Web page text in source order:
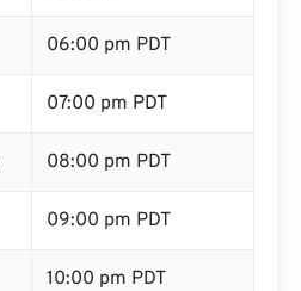
06:00 pm PDT
07:00 pm PDT
08:00 pm PDT
09:00 pm PDT
10:00 pm PDT